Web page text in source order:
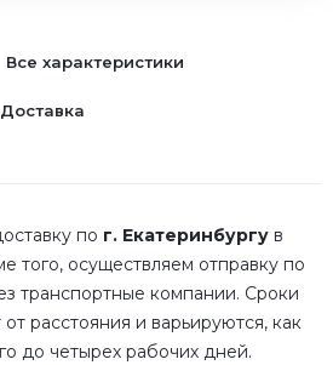
Все характеристики
Доставка
по г. Екатеринбургу в
того, осуществляем отправку по
транспортные компании. Сроки
от расстояния и варьируются, как
до четырех рабочих дней.